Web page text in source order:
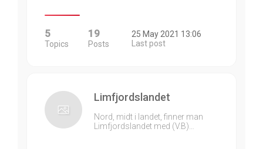
5
Topics
19
Posts
25 May 2021 13:06
Last post
Limfjordslandet
Nord, midt i landet, finner man
Limfjordslandet med (V.B)…